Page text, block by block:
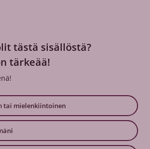
tästä sisällöstä?
tärkeää!
tai mielenkiintoinen